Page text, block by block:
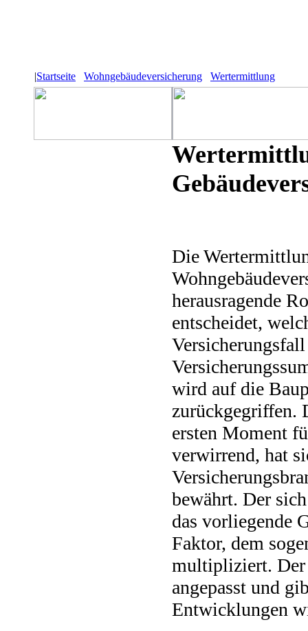
|Startseite Wohngebäudeversicherung Wertermittlung
Die
herausragende
entscheidet,
wird auf die
zurückgegriffen.
ersten Moment
verwirrend, hat
bewährt. Der
das vorliegende
Faktor, dem
multipliziert. Der
angepasst und
Entwicklungen